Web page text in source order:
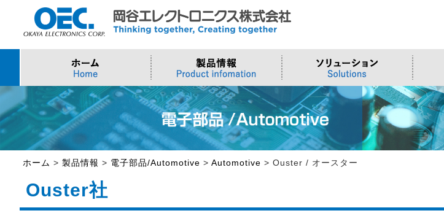
プロセッサ
>Intel (IoT/Embedded)
>Intel (PC)
ソフトウェア・クラウド
>Microsoft Azure
>Windows IoT
システム
>Embeddedシステム
>オンライン資格確認端末
>AI・IoTソリューション
>インテル IoTソリューション
>評価開発キット
スマートシティ・DX
>ナガレミル / 人流・交通観測
>OTセキュリティ
>Edgeシリーズ
>Elementシリーズ
>会社概要 >トップメッセージ >沿革
>製品・御見積お問い合わせ >その他・採用お問い合わせ >当社向けご提案フォーム
ホーム > 製品情報 > 電子部品/Automotive > Automotive > Ouster / オースター
Ouster社